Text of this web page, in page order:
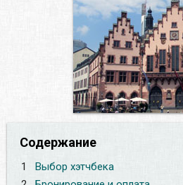
Содержание
1
Выбор хэтчбека